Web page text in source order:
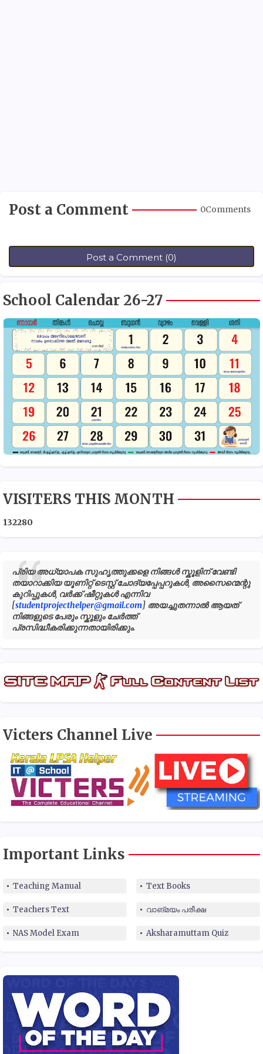
Post a Comment 0Comments
Post a Comment (0)
School Calendar 26-27
VISITERS THIS MONTH
132280
പ്രിയ അധ്യാപക സുഹൃത്തുക്കളെ നിങ്ങൾ സ്കൂളിന് വേണ്ടി
തയാറാക്കിയ യൂണിറ്റ് ടെസ്റ്റ് ചോദ്യപ്പേപ്പറുകൾ, അസൈന്മെന്റു
കുറിപ്പുകൾ, വർക്ക് ഷീറ്റുകൾ എന്നിവ
[studentprojecthelper@gmail.com] അയച്ചുതന്നാൽ ആയത്
നിങ്ങളുടെ പേരും സ്കൂളും ചേർത്ത്
പ്രസിദ്ധീകരിക്കുന്നതായിരിക്കും.
Victers Channel Live
Important Links
Teaching Manual Text Books
Teachers Text വാങ്മയം പരീക്ഷ
NAS Model Exam Aksharamuttam Quiz